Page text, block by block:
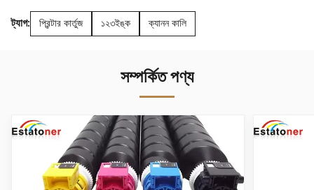
ট্যাগ: প্রিন্টার কার্তুজ ১২৩ইঙ্ক ক্যানন কালি
সম্পর্কিত পণ্য